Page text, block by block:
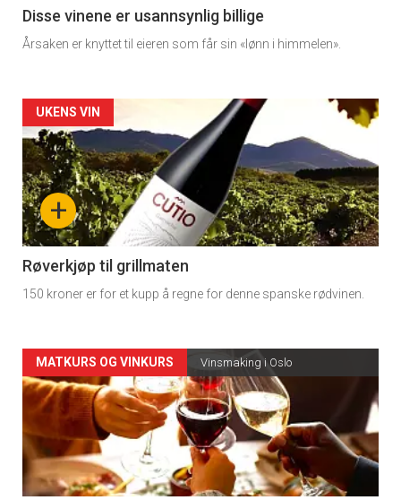
3
Disse vinene er usannsynlig billige
Årsaken er knyttet til eieren som får sin «lønn i himmelen».
Forsiden
akkurat
nå
-
4
+
UKENS VIN
Røverkjøp til grillmaten
150 kroner er for et kupp å regne for denne spanske rødvinen.
Forsiden
akkurat
nå
-
MATKURS OG VINKURS Vinsmaking i Oslo